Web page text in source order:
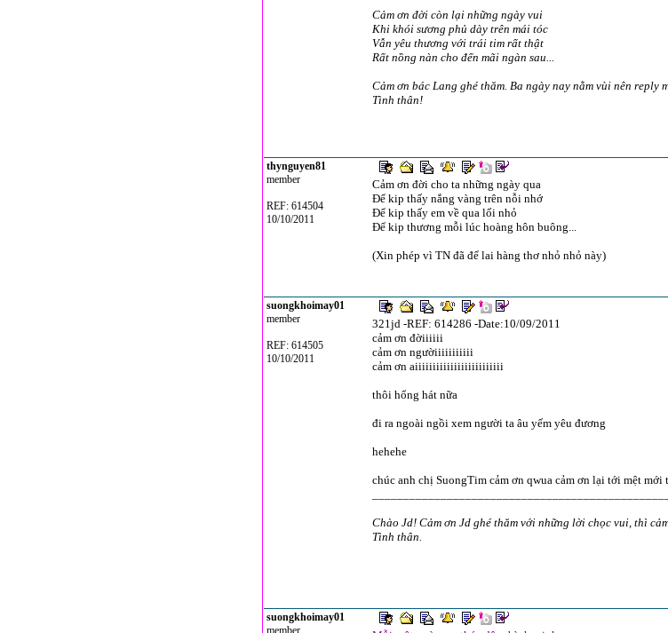
Cảm ơn đời còn lại những ngày vui
Khi khói sương phủ dày trên mái tóc
Vẫn yêu thương với trái tim rất thật
Rất nồng nàn cho đến mãi ngàn sau...
Cảm ơn bác Lang ghé thăm. Ba ngày nay nằm vùi nên reply
Tình thân!
thynguyen81
member
REF: 614504
10/10/2011
Cảm ơn đời cho ta những ngày qua
Để kip thấy nắng vàng trên nỗi nhớ
Để kip thấy em về qua lối nhỏ
Để kip thương mỗi lúc hoàng hôn buông...
(Xin phép vì TN đã để lai hàng thơ nhỏ nhỏ này)
suongkhoimay01
member
REF: 614505
10/10/2011
321jd -REF: 614286 -Date:10/09/2011
cảm ơn đờiiiiii
cảm ơn ngườiiiiiiiiiii
cảm ơn aiiiiiiiiiiiiiiiiiiiiiiiii
thôi hổng hát nữa
đi ra ngoài ngồi xem người ta âu yếm yêu đương
hehehe
chúc anh chị SuongTim cảm ơn qwua cảm ơn lại tới mệt mới
Chào Jd! Cảm ơn Jd ghé thăm với những lời chọc vui, thì
Tình thân.
suongkhoimay01
member